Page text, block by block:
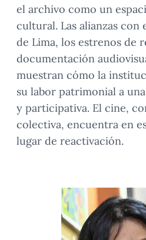
el archivo como un
cultural. Las alianzas con
de Lima, los estrenos de
documentación
muestran cómo la
su labor patrimonial a
y participativa. El cine,
colectiva, encuentra en
lugar de reactivación.